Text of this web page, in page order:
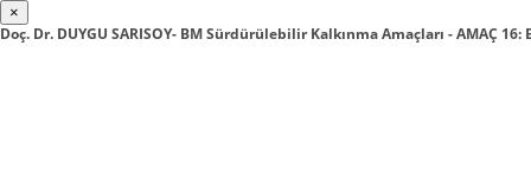
×
Doç. Dr. DUYGU SARISOY- BM Sürdürülebilir Kalkınma Amaçları - AMAÇ 16: